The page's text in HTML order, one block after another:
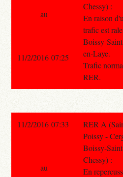
Chessy) :
En raison
trafic est
Boissy-
en-Laye.
Trafic
RER.
au
11/2/2016 07:25
11/2/2016 07:33
RER A
Poissy -
Boissy-
Chessy) :
En
au